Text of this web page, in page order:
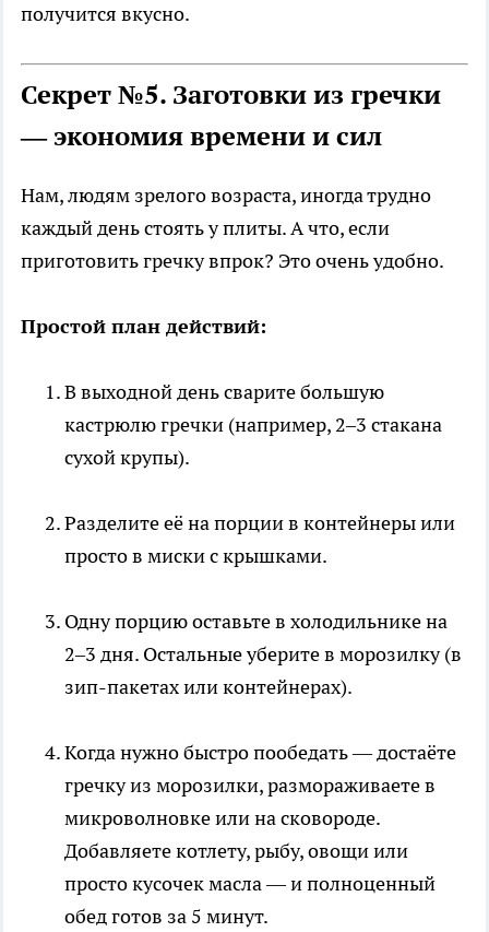
получится вкусно.
Секрет №5. Заготовки из гречки
— экономия времени и сил
Нам, людям зрелого возраста, иногда трудно
каждый день стоять у плиты. А что, если
приготовить гречку впрок? Это очень удобно.
Простой план действий:
В выходной день сварите большую
кастрюлю гречки (например, 2–3 стакана
сухой крупы).
Разделите её на порции в контейнеры или
просто в миски с крышками.
Одну порцию оставьте в холодильнике на
2–3 дня. Остальные уберите в морозилку (в
зип-пакетах или контейнерах).
Когда нужно быстро пообедать — достаёте
гречку из морозилки, размораживаете в
микроволновке или на сковороде.
Добавляете котлету, рыбу, овощи или
просто кусочек масла — и полноценный
обед готов за 5 минут.